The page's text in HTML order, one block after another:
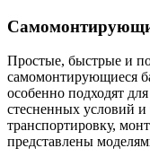
Простые, быстрые и
самомонтирующиеся
особенно подходят
стесненных условий и
транспортировку,
представлены